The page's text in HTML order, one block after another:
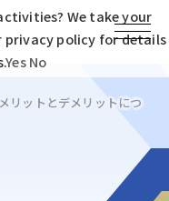
リットとデメリットにつ
We take your
privacy policy for details
Yes No